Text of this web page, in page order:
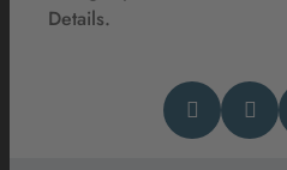
Details.